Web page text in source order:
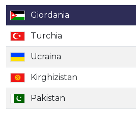
CountryGiordania
Turchia
Ucraina
Kirghizistan
Pakistan